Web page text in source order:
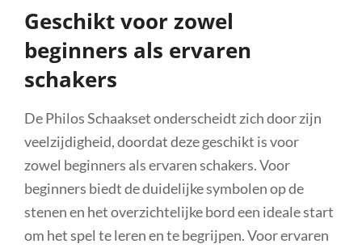
Geschikt voor zowel
beginners als ervaren
schakers
De Philos Schaakset onderscheidt zich door zijn
veelzijdigheid, doordat deze geschikt is voor
zowel beginners als ervaren schakers. Voor
beginners biedt de duidelijke symbolen op de
stenen en het overzichtelijke bord een ideale start
om het spel te leren en te begrijpen. Voor ervaren